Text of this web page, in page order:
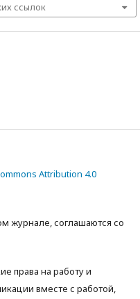
ссылок
Attribution 4.0
журнале, соглашаются со
права на работу и
вместе с работой,